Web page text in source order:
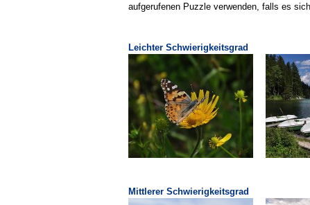
aufgerufenen Puzzle verwenden, falls es
Leichter Schwierigkeitsgrad
Mittlerer Schwierigkeitsgrad